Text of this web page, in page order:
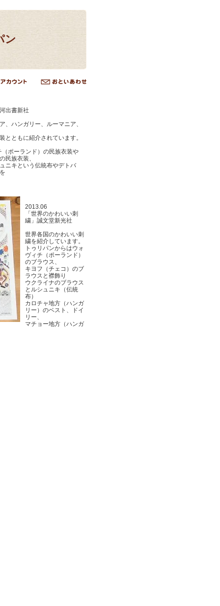
ン
出書新社
、ハンガリー、ルーマニア、
とともに紹介されています。
ポーランド）の民族衣装や
民族衣装、
ニキという伝統布やデトバ
2013.06
「世界のかわいい刺
繍」誠文堂新光社
世界各国のかわいい刺
繍を紹介しています。
トゥリパンからはウォ
ヴィチ（ポーランド）
のブラウス、
キヨフ（チェコ）のブ
ラウスと襟飾り
ウクライナのブラウス
とルシュニキ（伝統
布）
カロチャ地方（ハンガ
リー）のベスト、ドイ
リー、
マチョー地方（ハンガ